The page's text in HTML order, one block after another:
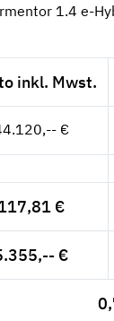
1.4 e-
inkl. Mwst.
€
€
€